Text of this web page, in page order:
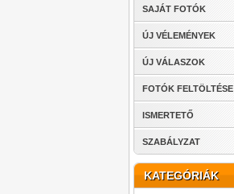
SAJÁT FOTÓK
ÚJ VÉLEMÉNYEK
ÚJ VÁLASZOK
FOTÓK FELTÖLTÉSE
ISMERTETŐ
SZABÁLYZAT
KATEGÓRIÁK